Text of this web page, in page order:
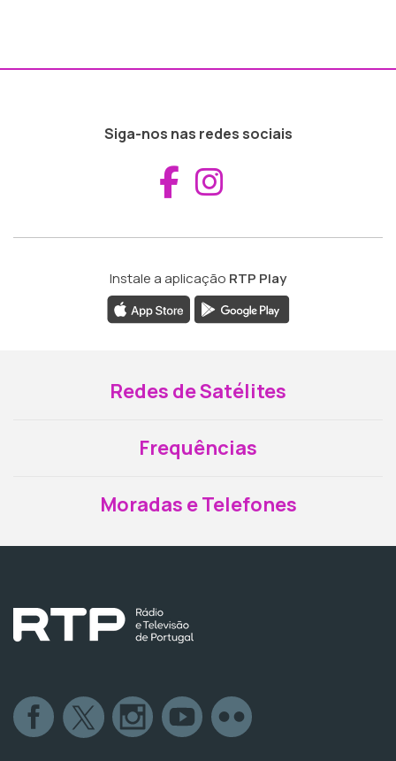
Siga-nos nas redes sociais
Aceder ao
Instale a aplicação RTP Play
Redes de Satélites
Frequências
Moradas e Telefones